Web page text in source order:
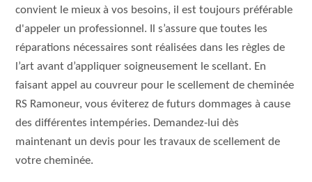
convient le mieux à vos besoins, il est toujours préférable
d'appeler un professionnel. Il s’assure que toutes les
réparations nécessaires sont réalisées dans les règles de
l’art avant d’appliquer soigneusement le scellant. En
faisant appel au couvreur pour le scellement de cheminée
RS Ramoneur, vous éviterez de futurs dommages à cause
des différentes intempéries. Demandez-lui dès
maintenant un devis pour les travaux de scellement de
votre cheminée.